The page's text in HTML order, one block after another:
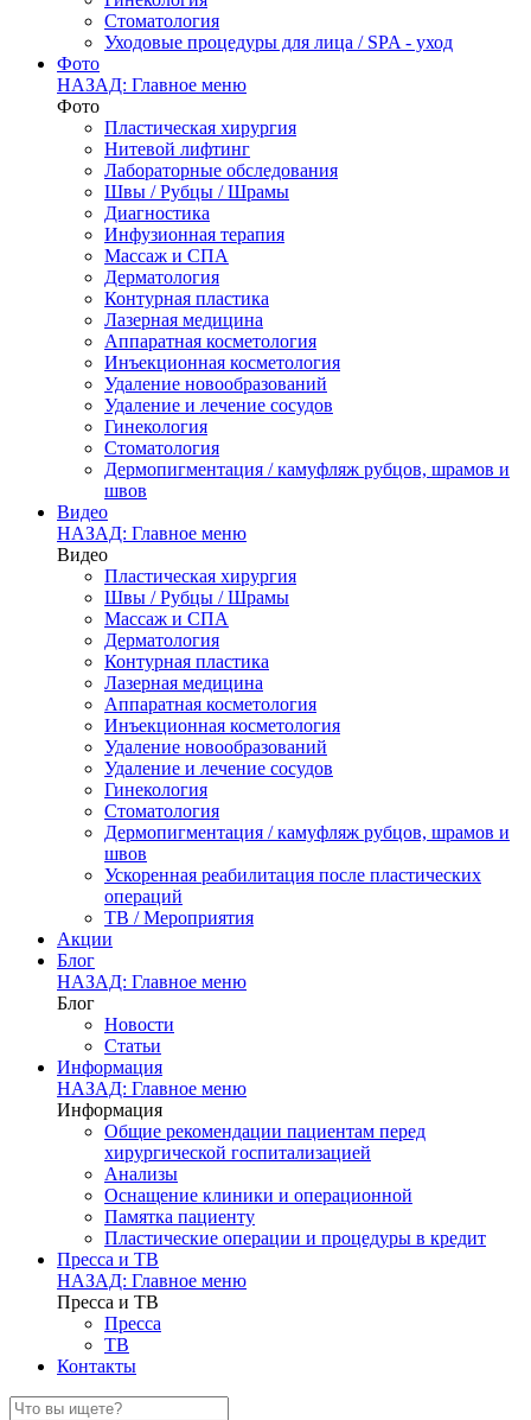
Стоматология
Уходовые процедуры для лица / SPA - уход
Фото
НАЗАД: Главное меню
Фото
Пластическая хирургия
Нитевой лифтинг
Лабораторные обследования
Швы / Рубцы / Шрамы
Диагностика
Инфузионная терапия
Массаж и СПА
Дерматология
Контурная пластика
Лазерная медицина
Аппаратная косметология
Инъекционная косметология
Удаление новообразований
Удаление и лечение сосудов
Гинекология
Стоматология
Дермопигментация / камуфляж рубцов, шрамов и
швов
Видео
НАЗАД: Главное меню
Видео
Пластическая хирургия
Швы / Рубцы / Шрамы
Массаж и СПА
Дерматология
Контурная пластика
Лазерная медицина
Аппаратная косметология
Инъекционная косметология
Удаление новообразований
Удаление и лечение сосудов
Гинекология
Стоматология
Дермопигментация / камуфляж рубцов, шрамов и
швов
Ускоренная реабилитация после пластических
операций
ТВ / Мероприятия
Акции
Блог
НАЗАД: Главное меню
Блог
Новости
Статьи
Информация
НАЗАД: Главное меню
Информация
Общие рекомендации пациентам перед
хирургической госпитализацией
Анализы
Оснащение клиники и операционной
Памятка пациенту
Пластические операции и процедуры в кредит
Пресса и ТВ
НАЗАД: Главное меню
Пресса и ТВ
Пресса
ТВ
Контакты